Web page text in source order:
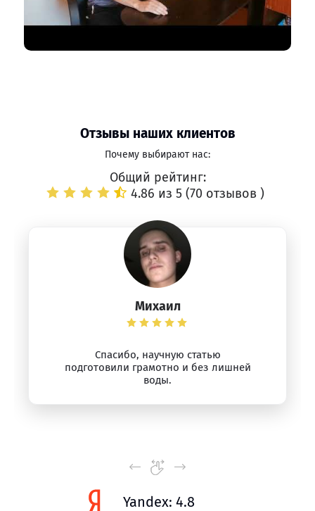
Отзывы наших клиентов
Почему выбирают нас:
Общий рейтинг:
4.86 из 5 (70 отзывов )
Михаил
Спасибо, научную статью
подготовили грамотно и без лишней
воды.
Yandex: 4.8